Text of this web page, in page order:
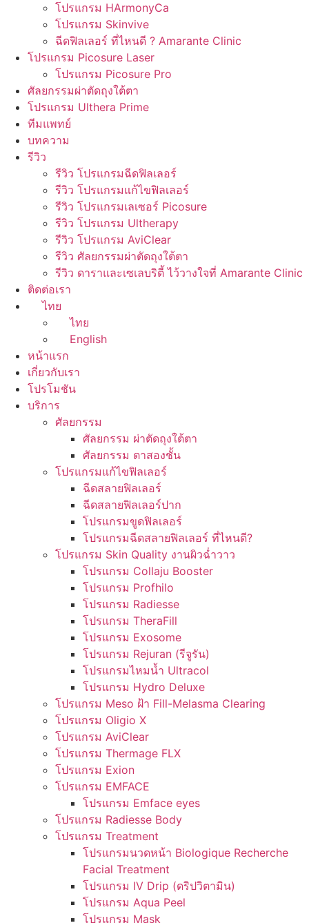
โปรแกรม HArmonyCa
โปรแกรม Skinvive
ฉีดฟิลเลอร์ ที่ไหนดี ? Amarante Clinic
โปรแกรม Picosure Laser
โปรแกรม Picosure Pro
ศัลยกรรมผ่าตัดถุงใต้ตา
โปรแกรม Ulthera Prime
ทีมแพทย์
บทความ
รีวิว
รีวิว โปรแกรมฉีดฟิลเลอร์
รีวิว โปรแกรมแก้ไขฟิลเลอร์
รีวิว โปรแกรมเลเซอร์ Picosure
รีวิว โปรแกรม Ultherapy
รีวิว โปรแกรม AviClear
รีวิว ศัลยกรรมผ่าตัดถุงใต้ตา
รีวิว ดาราและเซเลบริตี้ ไว้วางใจที่ Amarante Clinic
ติดต่อเรา
ไทย
ไทย
English
หน้าแรก
เกี่ยวกับเรา
โปรโมชัน
บริการ
ศัลยกรรม
ศัลยกรรม ผ่าตัดถุงใต้ตา
ศัลยกรรม ตาสองชั้น
โปรแกรมแก้ไขฟิลเลอร์
ฉีดสลายฟิลเลอร์
ฉีดสลายฟิลเลอร์ปาก
โปรแกรมขูดฟิลเลอร์
โปรแกรมฉีดสลายฟิลเลอร์ ที่ไหนดี?
โปรแกรม Skin Quality งานผิวฉ่ำวาว
โปรแกรม Collaju Booster
โปรแกรม Profhilo
โปรแกรม Radiesse
โปรแกรม TheraFill
โปรแกรม Exosome
โปรแกรม Rejuran (รีจูรัน)
โปรแกรมไหมน้ำ Ultracol
โปรแกรม Hydro Deluxe
โปรแกรม Meso ฝ้า Fill-Melasma Clearing
โปรแกรม Oligio X
โปรแกรม AviClear
โปรแกรม Thermage FLX
โปรแกรม Exion
โปรแกรม EMFACE
โปรแกรม Emface eyes
โปรแกรม Radiesse Body
โปรแกรม Treatment
โปรแกรมนวดหน้า Biologique Recherche
Facial Treatment
โปรแกรม IV Drip (ดริปวิตามิน)
โปรแกรม Aqua Peel
โปรแกรม Mask